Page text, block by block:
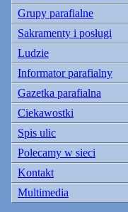
Grupy parafialne
Sakramenty i posługi
Ludzie
Informator parafialny
Gazetka parafialna
Ciekawostki
Spis ulic
Polecamy w sieci
Kontakt
Multimedia